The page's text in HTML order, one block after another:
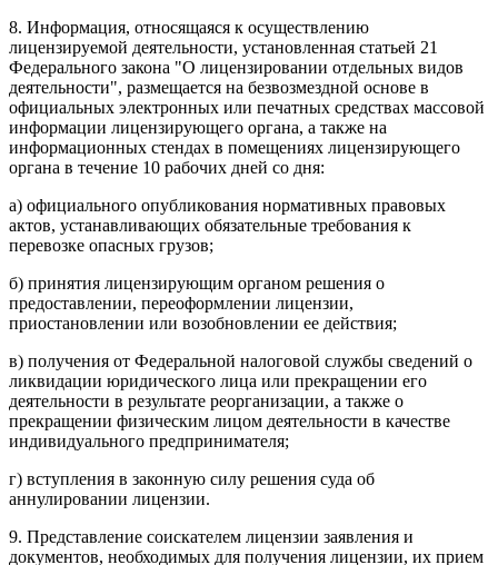
8. Информация, относящаяся к осуществлению
лицензируемой деятельности, установленная статьей 21
Федерального закона "О лицензировании отдельных видов
деятельности", размещается на безвозмездной основе в
официальных электронных или печатных средствах массовой
информации лицензирующего органа, а также на
информационных стендах в помещениях лицензирующего
органа в течение 10 рабочих дней со дня:
а) официального опубликования нормативных правовых
актов, устанавливающих обязательные требования к
перевозке опасных грузов;
б) принятия лицензирующим органом решения о
предоставлении, переоформлении лицензии,
приостановлении или возобновлении ее действия;
в) получения от Федеральной налоговой службы сведений о
ликвидации юридического лица или прекращении его
деятельности в результате реорганизации, а также о
прекращении физическим лицом деятельности в качестве
индивидуального предпринимателя;
г) вступления в законную силу решения суда об
аннулировании лицензии.
9. Представление соискателем лицензии заявления и
документов, необходимых для получения лицензии, их прием